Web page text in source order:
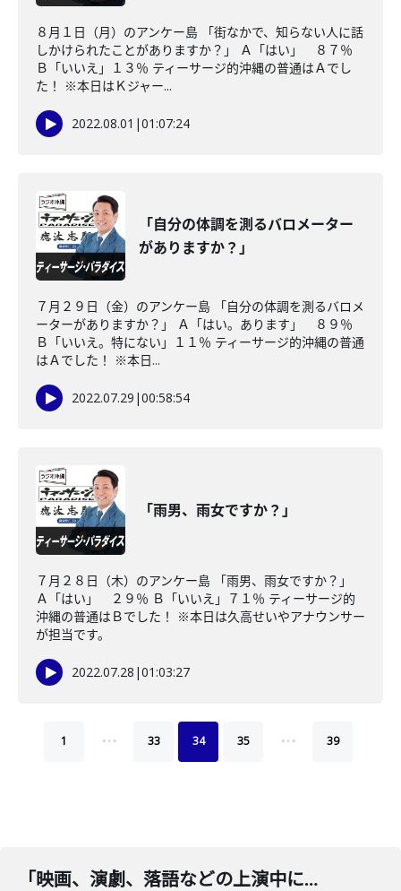
８月１日（月）のアンケー島 「街なかで、知らない人に話
しかけられたことがありますか？」 Ａ「はい」 ８７％
Ｂ「いいえ」１３％ ティーサージ的沖縄の普通はＡでし
た！ ※本日はＫジャー...
2022.08.01 |01:07:24
「自分の体調を測るバロメーター
がありますか？」
７月２９日（金）のアンケー島 「自分の体調を測るバロメ
ーターがありますか？」 Ａ「はい。あります」 ８９％
Ｂ「いいえ。特にない」１１％ ティーサージ的沖縄の普通
はＡでした！ ※本日...
2022.07.29 |00:58:54
「雨男、雨女ですか？」
７月２８日（木）のアンケー島 「雨男、雨女ですか？」
Ａ「はい」 ２９％ Ｂ「いいえ」７１％ ティーサージ的
沖縄の普通はＢでした！ ※本日は久高せいやアナウンサー
が担当です。
2022.07.28 |01:03:27
1 … 33 34 35 … 39
「映画、演劇、落語などの上演中に携帯を鳴らしたことがありますか？」